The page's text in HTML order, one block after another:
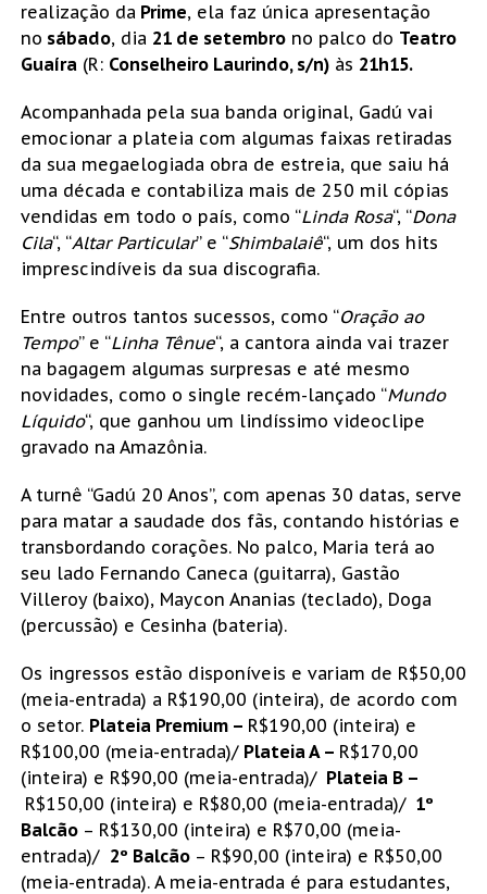
realização da Prime, ela faz única apresentação
no sábado, dia 21 de setembrono palco do Teatro
Guaíra(R: Conselheiro Laurindo, s/n)às 21h15.
Acompanhada pela sua banda original, Gadú vai
emocionar a plateia com algumas faixas retiradas
da sua megaelogiada obra de estreia, que saiu há
uma década e contabiliza mais de 250 mil cópias
vendidas em todo o país, como “Linda Rosa“, “Dona
Cila“, “Altar Particular” e “Shimbalaiê“, um dos hits
imprescindíveis da sua discografia.
Entre outros tantos sucessos, como “Oração ao
Tempo” e “Linha Tênue“, a cantora ainda vai trazer
na bagagem algumas surpresas e até mesmo
novidades, como o single recém-lançado “Mundo
Líquido“, que ganhou um lindíssimo videoclipe
gravado na Amazônia.
A turnê “Gadú 20 Anos”, com apenas 30 datas, serve
para matar a saudade dos fãs, contando histórias e
transbordando corações. No palco, Maria terá ao
seu lado Fernando Caneca (guitarra), Gastão
Villeroy (baixo), Maycon Ananias (teclado), Doga
(percussão) e Cesinha (bateria).
Os ingressos estão disponíveis e variam de R$50,00
(meia-entrada) a R$190,00 (inteira), de acordo com
o setor. Plateia Premium – R$190,00 (inteira) e
R$100,00 (meia-entrada)/ Plateia A – R$170,00
(inteira) e R$90,00 (meia-entrada)/ Plateia B –
R$150,00 (inteira) e R$80,00 (meia-entrada)/ 1º
Balcão – R$130,00 (inteira) e R$70,00 (meia-
entrada)/ 2º Balcão – R$90,00 (inteira) e R$50,00
(meia-entrada). A meia-entrada é para estudantes,